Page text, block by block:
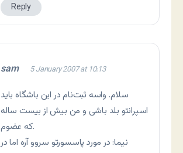
Reply
sam 5 January 2007 at 10:13
سلام. واسه ثبت‌نام در اين باشگاه باید
اسپرانتو بلد باشی و من بيش از بيست ساله
که عضوم.
نيما: در مورد پاسسورتو سروو آره اما در